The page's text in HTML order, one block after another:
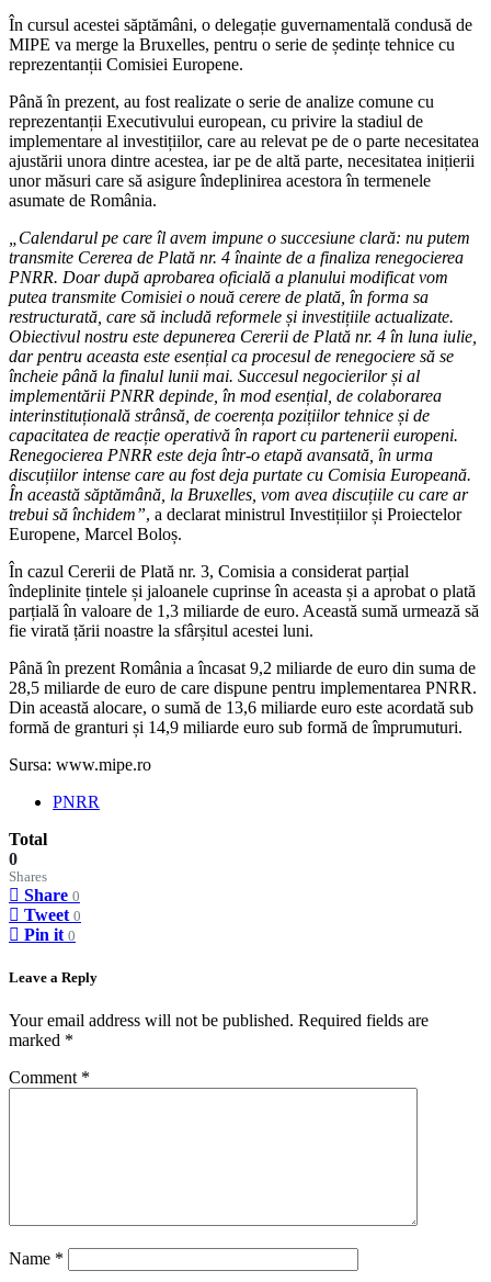
În cursul acestei săptămâni, o delegație guvernamentală condusă de
MIPE va merge la Bruxelles, pentru o serie de ședințe tehnice cu
reprezentanții Comisiei Europene.
Până în prezent, au fost realizate o serie de analize comune cu
reprezentanții Executivului european, cu privire la stadiul de
implementare al investițiilor, care au relevat pe de o parte necesitatea
ajustării unora dintre acestea, iar pe de altă parte, necesitatea inițierii
unor măsuri care să asigure îndeplinirea acestora în termenele
asumate de România.
„Calendarul pe care îl avem impune o succesiune clară: nu putem
transmite Cererea de Plată nr. 4 înainte de a finaliza renegocierea
PNRR. Doar după aprobarea oficială a planului modificat vom
putea transmite Comisiei o nouă cerere de plată, în forma sa
restructurată, care să includă reformele și investițiile actualizate.
Obiectivul nostru este depunerea Cererii de Plată nr. 4 în luna iulie,
dar pentru aceasta este esențial ca procesul de renegociere să se
încheie până la finalul lunii mai. Succesul negocierilor și al
implementării PNRR depinde, în mod esențial, de colaborarea
interinstituțională strânsă, de coerența pozițiilor tehnice și de
capacitatea de reacție operativă în raport cu partenerii europeni.
Renegocierea PNRR este deja într-o etapă avansată, în urma
discuțiilor intense care au fost deja purtate cu Comisia Europeană.
În această săptămână, la Bruxelles, vom avea discuțiile cu care ar
trebui să închidem”, a declarat ministrul Investițiilor și Proiectelor
Europene, Marcel Boloș.
În cazul Cererii de Plată nr. 3, Comisia a considerat parțial
îndeplinite țintele și jaloanele cuprinse în aceasta și a aprobat o plată
parțială în valoare de 1,3 miliarde de euro. Această sumă urmează să
fie virată țării noastre la sfârșitul acestei luni.
Până în prezent România a încasat 9,2 miliarde de euro din suma de
28,5 miliarde de euro de care dispune pentru implementarea PNRR.
Din această alocare, o sumă de 13,6 miliarde euro este acordată sub
formă de granturi și 14,9 miliarde euro sub formă de împrumuturi.
Sursa: www.mipe.ro
PNRR
Total
0
Shares
Share 0
Tweet 0
Pin it 0
Leave a Reply
Your email address will not be published. Required fields are
marked *
Comment *
Name *